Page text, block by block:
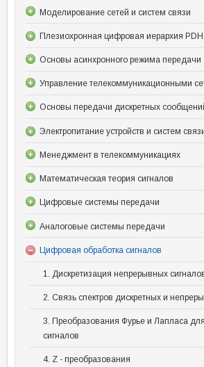
Моделирование сетей и систем связи
Плезиохронная цифровая иерархия
Основы асинхронного режима передачи
Управление телекоммуникационными
Основы передачи дискретных
Электропитание устройств и систем
Менеджмент в телекоммуникациях
Математическая теория сигналов
Цифровые системы передачи
Аналоговые системы передачи
Цифровая обработка сигналов
1. Дискретизация непрерывных
2. Связь спектров дискретных и
3. Преобразования Фурье и Лапласа
сигналов
4. Z - преобразования